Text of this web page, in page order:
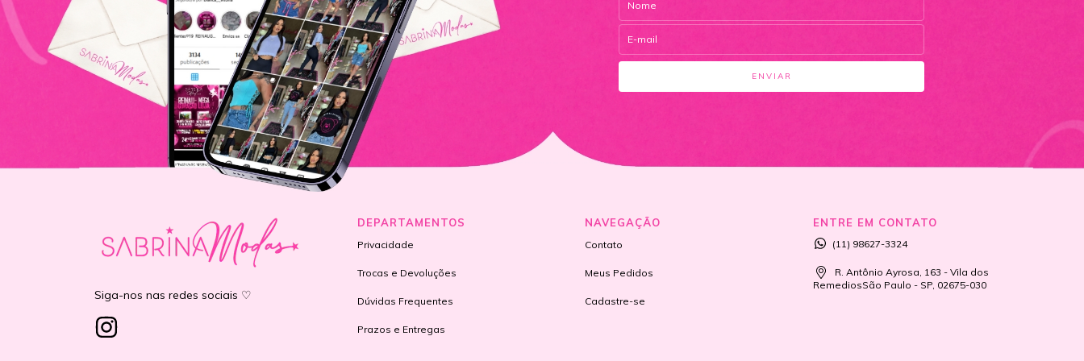
Siga-nos nas redes sociais ♡
DEPARTAMENTOS
Privacidade
Trocas e Devoluções
Dúvidas Frequentes
Prazos e Entregas
NAVEGAÇÃO
Contato
Meus Pedidos
Cadastre-se
ENTRE EM CONTATO
(11) 98627-3324
R. Antônio Ayrosa, 163 - Vila dos
RemediosSão Paulo - SP, 02675-030